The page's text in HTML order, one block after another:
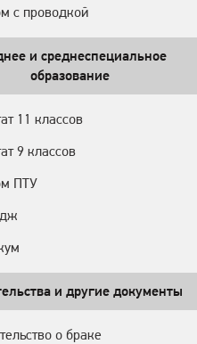
с проводкой
и среднеспециальное
образование
11 классов
9 классов
ПТУ
и другие документы
о браке